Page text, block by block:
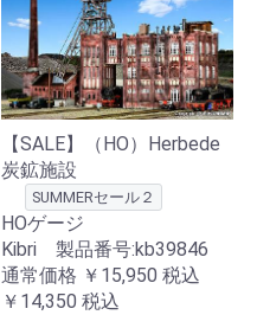
【SALE】（HO）Herbede
炭鉱施設
SUMMERセール２
HOゲージ
Kibri 製品番号:kb39846
通常価格 ￥15,950 税込
￥14,350 税込